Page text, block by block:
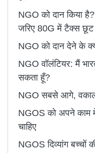
NGO को दान किया
जरिए 80G में टैक्स छूट
NGO को दान देने के
NGO वॉलंटियर: मैं
सकता हूँ?
NGO सबसे आगे,
NGOS को अपने काम
चाहिए
NGOS दिव्यांग बच्चों